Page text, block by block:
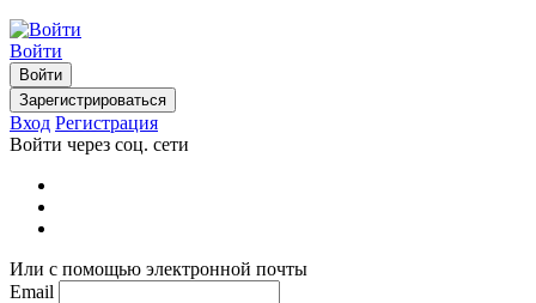
Войти
Войти
Зарегистрироваться
Вход Регистрация
Войти через соц. сети
Или с помощью электронной почты
Email